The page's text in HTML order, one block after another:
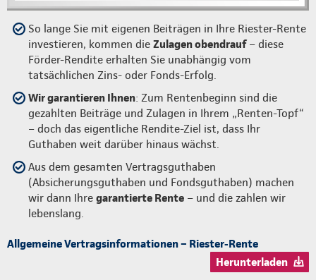
So lange Sie mit eigenen Beiträgen in Ihre Riester-Rente
investieren, kommen die Zulagen obendrauf– diese
Förder-Rendite erhalten Sie unabhängig vom
tatsächlichen Zins- oder Fonds-Erfolg.
Wir garantieren Ihnen: Zum Rentenbeginn sind die
gezahlten Beiträge und Zulagen in Ihrem „Renten-Topf“
– doch das eigentliche Rendite-Ziel ist, dass Ihr
Guthaben weit darüber hinaus wächst.
Aus dem gesamten Vertragsguthaben
(Absicherungsguthaben und Fondsguthaben) machen
wir dann Ihre garantierte Rente – und die zahlen wir
lebenslang.
Allgemeine Vertragsinformationen – Riester-Rente
Herunterladen